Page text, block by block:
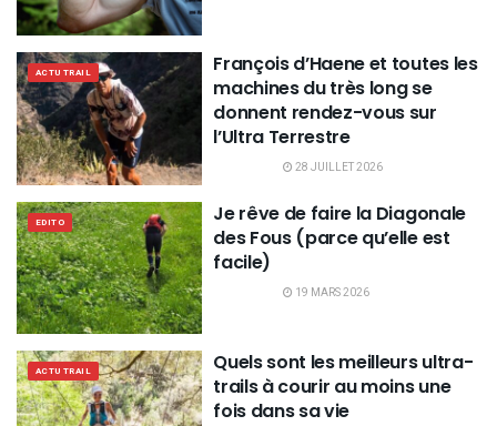
ACTU TRAIL
François d’Haene et toutes les
machines du très long se
donnent rendez-vous sur
l’Ultra Terrestre
28 JUILLET 2026
EDITO
Je rêve de faire la Diagonale
des Fous (parce qu’elle est
facile)
19 MARS 2026
ACTU TRAIL
Quels sont les meilleurs ultra-
trails à courir au moins une
fois dans sa vie